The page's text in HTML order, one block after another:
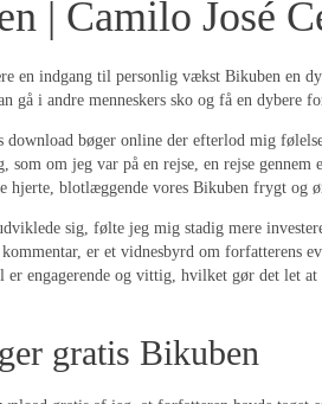
| Camilo José
en indgang til personlig vækst Bikuben en
gå i andre menneskers sko og få en dybere
download bøger online der efterlod mig
som om jeg var på en rejse, en rejse
hjerte, blotlæggende vores Bikuben frygt og
sig, følte jeg mig stadig mere
er et vidnesbyrd om forfatterens
er engagerende og vittig, hvilket gør det let
gratis Bikuben